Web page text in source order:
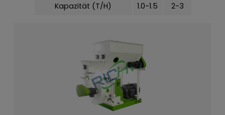
Kapazität (T/H) 1.0-1.5 2-3